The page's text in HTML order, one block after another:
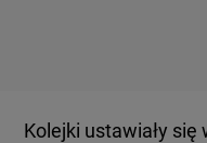
Kolejki ustawiały się